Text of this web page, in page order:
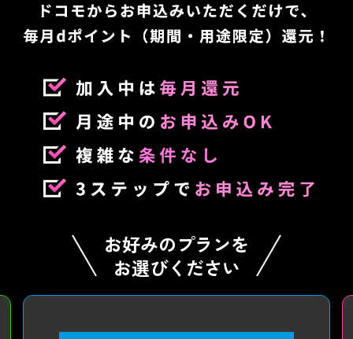
お好みのプランを
お選びください